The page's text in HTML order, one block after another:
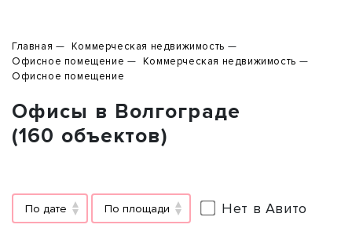
Главная
Коммерческая недвижимость
Офисное помещение
Коммерческая недвижимость
Офисное помещение
Офисы в Волгограде
(160 объектов)
По дате По площади Нет в Авито